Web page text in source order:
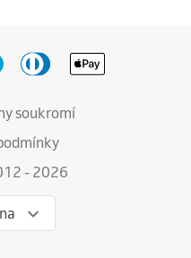
soukromí
- 2026